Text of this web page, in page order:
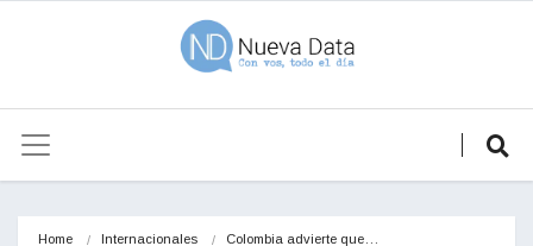
Home Internacionales Colombia advierte que…